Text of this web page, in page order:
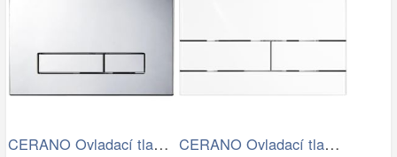
CERANO Ovladací tlačítko WC modulů Lite… CERANO Ovladací tlačítko WC modulů Lite…